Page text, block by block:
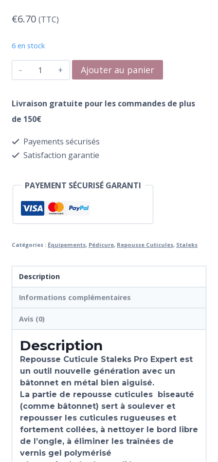
€6.70 (TTC)
6 en stock
quantité
de
Repousse
Cuticule
Pro
Expert
Ajouter au panier
Livraison gratuite pour les commandes de plus
de 150€
Payements sécurisés
Satisfaction garantie
PAYEMENT SÉCURISÉ GARANTI
Catégories : Équipements, Pédicure, Repousse Cuticules, Staleks
Description
Informations complémentaires
Avis (0)
Description
Repousse Cuticule Staleks Pro Expert est
un outil nouvelle génération avec un
bâtonnet en métal bien aiguisé.
La partie de repousse cuticules biseauté
(comme bâtonnet) sert à soulever et
repousser les cuticules rugueuses et
fortement collées, à nettoyer le bord libre
de l’ongle, à éliminer les traînées de
vernis gel polymérisé